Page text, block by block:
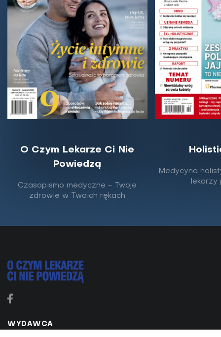
10 sposobów na nietrzymanie moczu
Dolegliwość ta jest równie uciążliwa, co wstydliwa.
Często bywa znacznie większym problemem
O Czym Lekarze Ci Nie
Powiedzą
Czasopismo medyczne - Twoje
zdrowie w Twoich rękach
Medycyna
lekarzy
WYDAWCA